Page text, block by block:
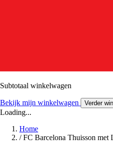
Subtotaal winkelwagen
Bekijk mijn winkelwagen Verder
Loading...
Home
/ FC Barcelona Thuisson